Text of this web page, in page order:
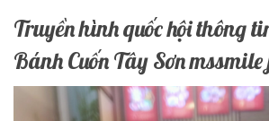
Truyền hình quốc hội thông
Bánh Cuốn Tây Sơn mssmile